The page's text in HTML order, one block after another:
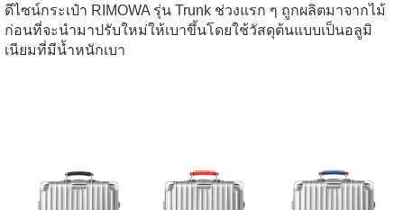
ดีไซน์กระเป๋า RIMOWA รุ่น Trunk ช่วงแรก ๆ ถูกผลิตมาจากไม้
ก่อนที่จะนำมาปรับใหม่ให้เบาขึ้นโดยใช้วัสดุต้นแบบเป็นอลูมิ
เนียมที่มีน้ำหนักเบา